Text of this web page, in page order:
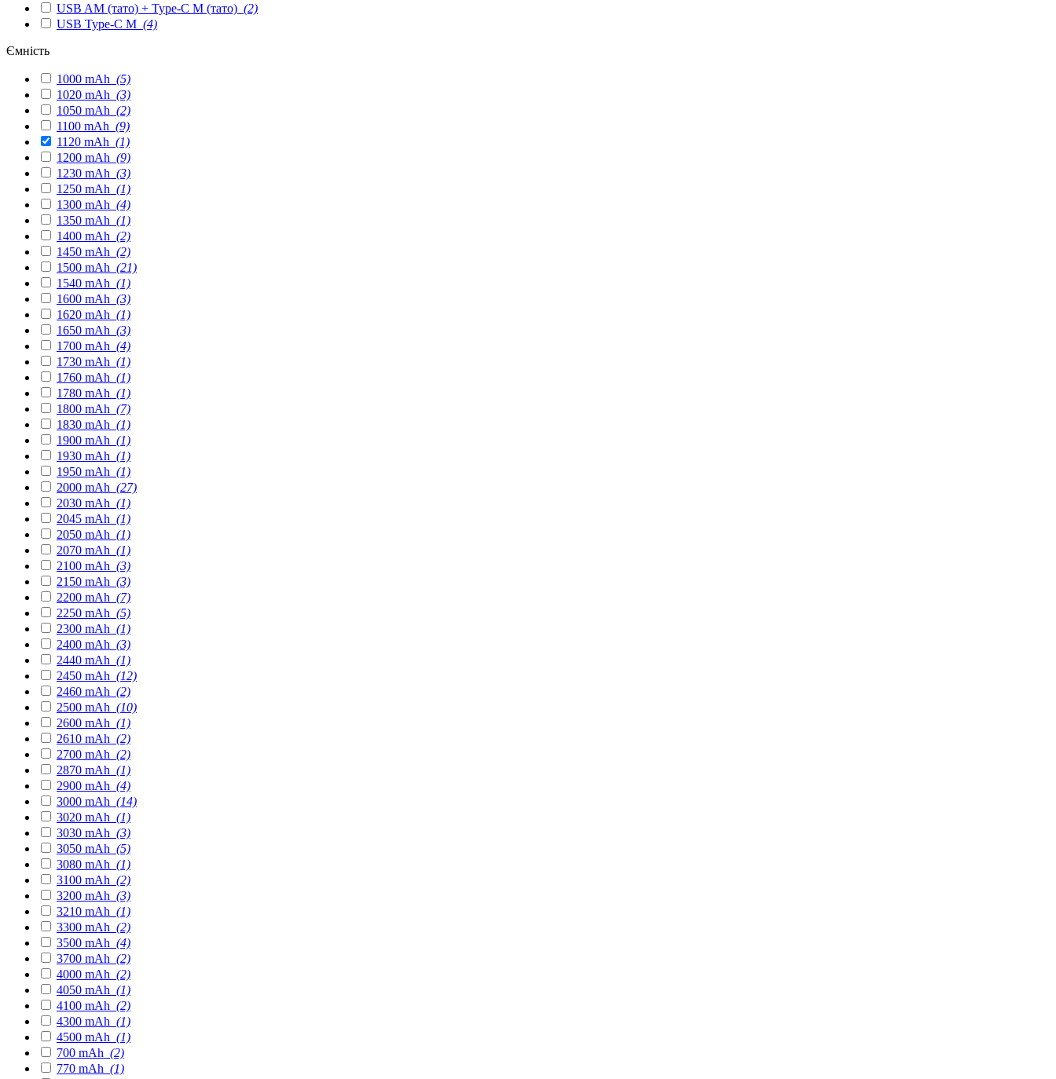
USB AM (тато) + Type-C M (тато) (2)
USB Type-C M (4)
Ємність
1000 mAh (5)
1020 mAh (3)
1050 mAh (2)
1100 mAh (9)
1120 mAh (1)
1200 mAh (9)
1230 mAh (3)
1250 mAh (1)
1300 mAh (4)
1350 mAh (1)
1400 mAh (2)
1450 mAh (2)
1500 mAh (21)
1540 mAh (1)
1600 mAh (3)
1620 mAh (1)
1650 mAh (3)
1700 mAh (4)
1730 mAh (1)
1760 mAh (1)
1780 mAh (1)
1800 mAh (7)
1830 mAh (1)
1900 mAh (1)
1930 mAh (1)
1950 mAh (1)
2000 mAh (27)
2030 mAh (1)
2045 mAh (1)
2050 mAh (1)
2070 mAh (1)
2100 mAh (3)
2150 mAh (3)
2200 mAh (7)
2250 mAh (5)
2300 mAh (1)
2400 mAh (3)
2440 mAh (1)
2450 mAh (12)
2460 mAh (2)
2500 mAh (10)
2600 mAh (1)
2610 mAh (2)
2700 mAh (2)
2870 mAh (1)
2900 mAh (4)
3000 mAh (14)
3020 mAh (1)
3030 mAh (3)
3050 mAh (5)
3080 mAh (1)
3100 mAh (2)
3200 mAh (3)
3210 mAh (1)
3300 mAh (2)
3500 mAh (4)
3700 mAh (2)
4000 mAh (2)
4050 mAh (1)
4100 mAh (2)
4300 mAh (1)
4500 mAh (1)
700 mAh (2)
770 mAh (1)